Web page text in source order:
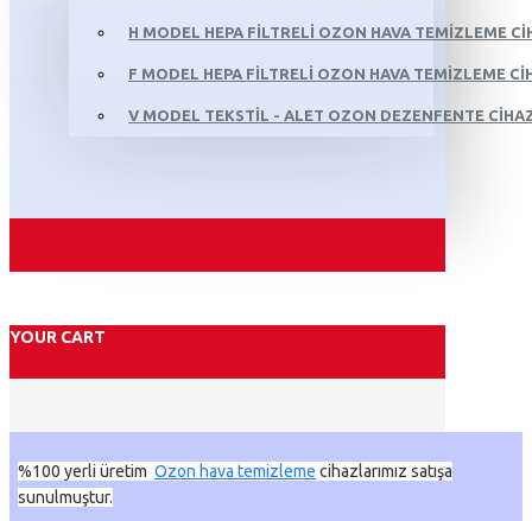
H MODEL HEPA FILTRELI OZON HAVA TEMIZLEME
F MODEL HEPA FILTRELI OZON HAVA TEMIZLEME
V MODEL TEKSTIL - ALET OZON DEZENFENTE
YOUR CART
%100 yerli üretim Ozon hava temizleme cihazlarımız satışa
sunulmuştur.